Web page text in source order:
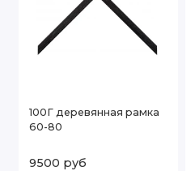
100Г деревянная рамка
60-80
9500 руб